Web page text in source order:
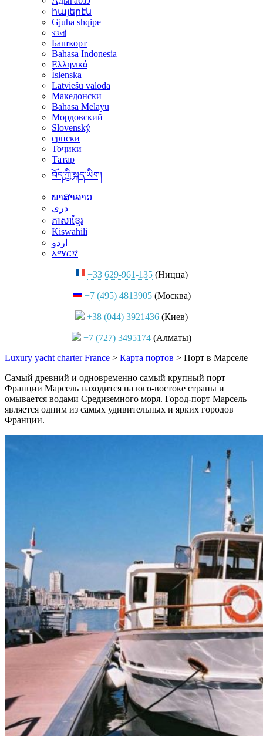
հայերէն
Gjuha shqipe
বাংলা
Башҡорт
Bahasa Indonesia
Ελληνικά
Íslenska
Latviešu valoda
Македонски
Bahasa Melayu
Мордовский
Slovenský
српски
Тоҷикӣ
Татар
བོད་ཀྱི་སྐད་ཡིག།
ພາສາລາວ
دری
ភាសាខ្មែរ
Kiswahili
اردو
አማርኛ
+33 629-961-135(Ницца)
+7 (495) 4813905(Москва)
+38 (044) 3921436 (Киев)
+7 (727) 3495174 (Алматы)
Luxury yacht charter France > Карта портов > Порт в Марселе
Самый древний и одновременно самый крупный порт
Франции Марсель находится на юго-востоке страны и
омывается водами Средиземного моря. Город-порт Марсель
является одним из самых удивительных и ярких городов
Франции.